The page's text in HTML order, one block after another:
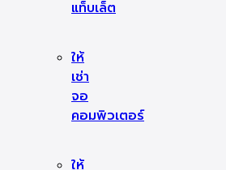
แท็บเล็ต
ให้
เช่า
จอ
คอมพิวเตอร์
ให้